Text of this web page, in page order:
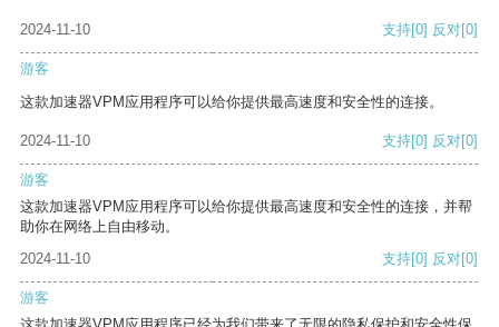
2024-11-10 支持[0] 反对[0]
游客
这款加速器VPM应用程序可以给你提供最高速度和安全性的连接。
2024-11-10 支持[0] 反对[0]
游客
这款加速器VPM应用程序可以给你提供最高速度和安全性的连接，并帮
助你在网络上自由移动。
2024-11-10
支持[0] 反对[0]
游客